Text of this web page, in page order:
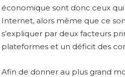
économique sont donc ceux
Internet, alors même que ce
s’expliquer par deux facteurs
plateformes et un déficit des
Afin de donner au plus grand